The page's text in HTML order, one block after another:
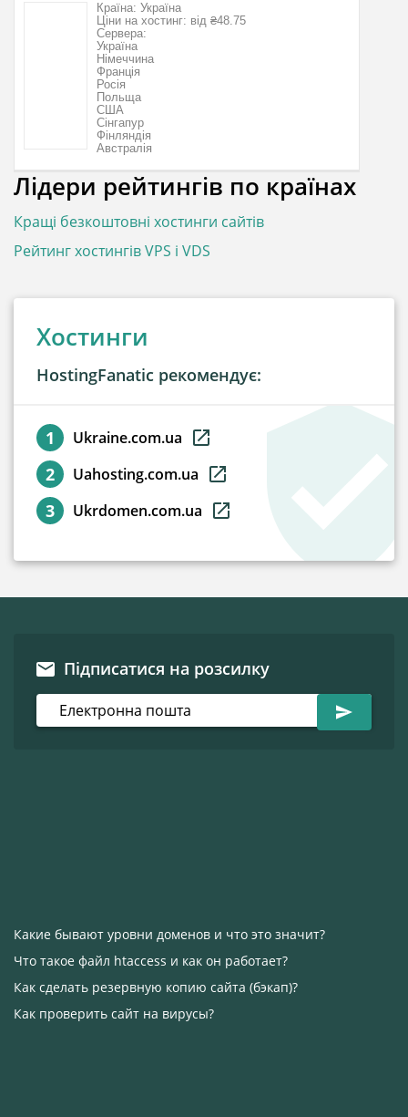
Країна: Україна
Ціни на хостинг: від ₴48.75
Сервера:
Україна
Німеччина
Франція
Росія
Польща
США
Сінгапур
Фінляндія
Австралія
Лідери рейтингів по країнах
Кращі безкоштовні хостинги сайтів
Рейтинг хостингів VPS і VDS
Хостинги
HostingFanatic рекомендує:
Ukraine.com.ua
Uahosting.com.ua
Ukrdomen.com.ua
Какие бывают уровни доменов и что это значит?
Что такое файл htaccess и как он работает?
Как сделать резервную копию сайта (бэкап)?
Как проверить сайт на вирусы?
Підписатися на розсилку